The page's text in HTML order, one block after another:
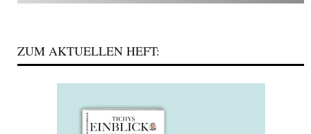
ZUM AKTUELLEN HEFT: